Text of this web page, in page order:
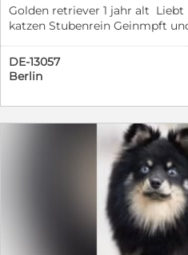
Golden retriever 1 jahr alt
katzen Stubenrein Geinmpft
probleme
DE-13057
Berlin